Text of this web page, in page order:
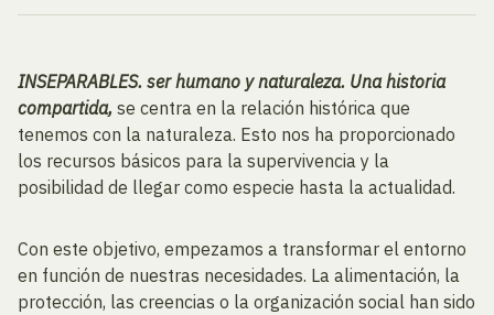
INSEPARABLES. ser humano y naturaleza. Una historia
compartida, se centra en la relación histórica que
tenemos con la naturaleza. Esto nos ha proporcionado
los recursos básicos para la supervivencia y la
posibilidad de llegar como especie hasta la actualidad.
Con este objetivo, empezamos a transformar el entorno
en función de nuestras necesidades. La alimentación, la
protección, las creencias o la organización social han sido